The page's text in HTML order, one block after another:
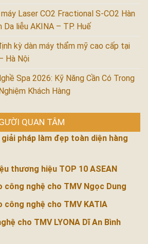
Laser CO2 Fractional S-CO2 Hàn
liễu AKINA – TP. Huế
kỳ dàn máy thẩm mỹ cao cấp tại
Hà Nội
Spa 2026: Kỹ Năng Cần Có Trong
Khách Hàng
QUAN TÂM
giải pháp làm đẹp toàn diện hàng
thương hiệu TOP 10 ASEAN
công nghệ cho TMV Ngọc Dung
công nghệ cho TMV KATIA
cho TMV LYONA Dĩ An Bình